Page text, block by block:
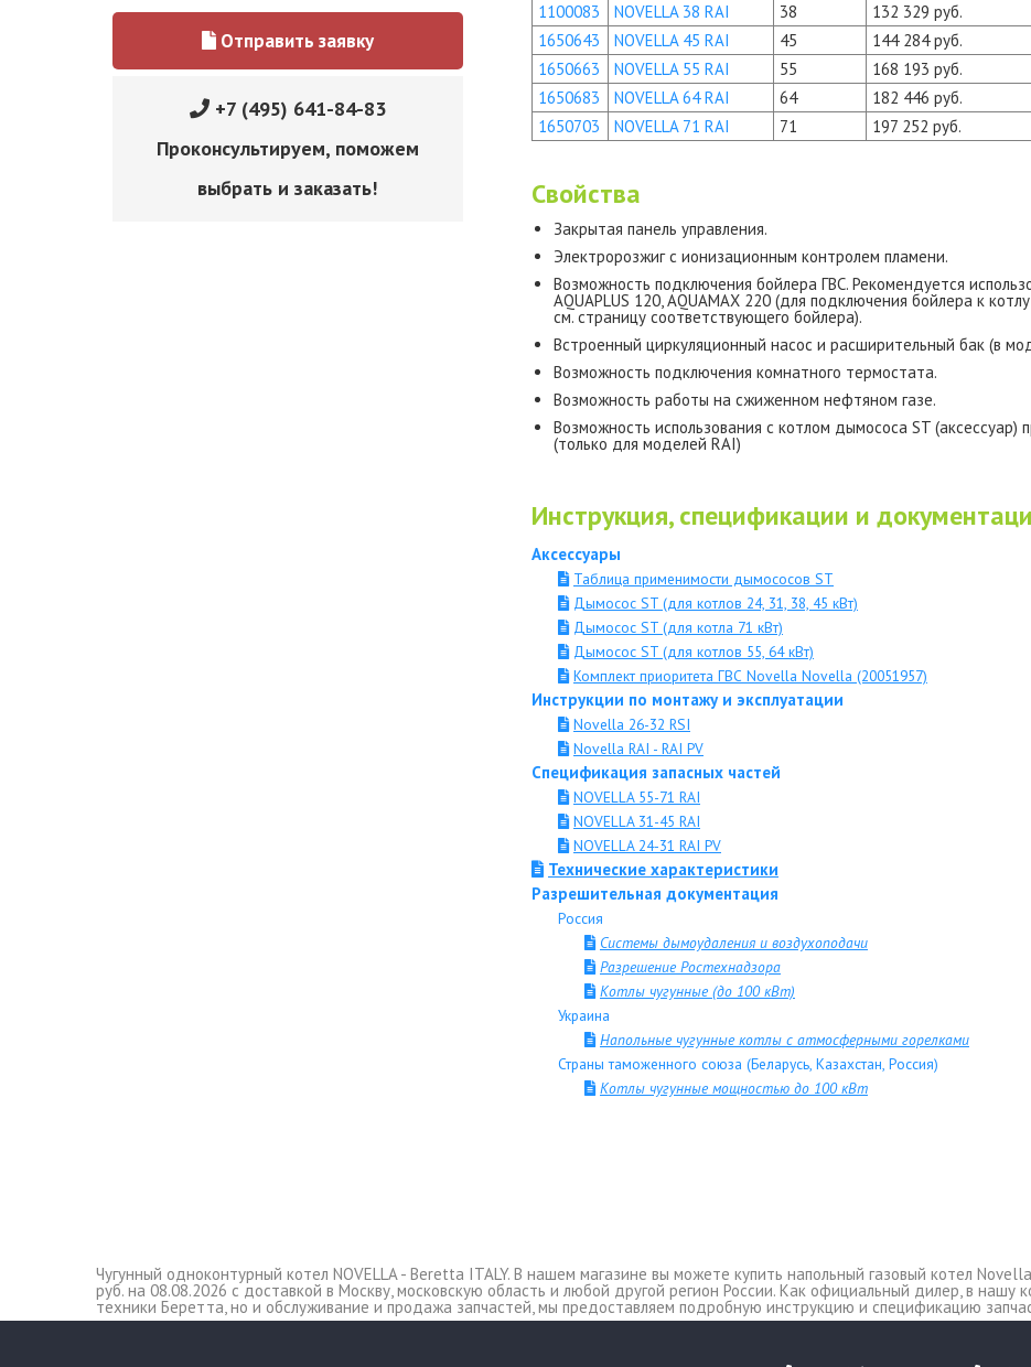
Отправить заявку
+7 (495) 641-84-83
Проконсультируем, поможем
выбрать и заказать!
1100083
NOVELLA 38 RAI 38 132 329 руб.
1650643
NOVELLA 45 RAI 45 144 284 руб.
1650663
NOVELLA 55 RAI 55 168 193 руб.
1650683
NOVELLA 64 RAI 64 182 446 руб.
1650703
NOVELLA 71 RAI 71 197 252 руб.
Свойства
Закрытая панель управления.
Электророзжиг с ионизационным контролем пламени.
Возможность подключения бойлера ГВС. Рекомендуется
AQUAPLUS 120, AQUAMAX 220 (для подключения бойлера к
см. страницу соответствующего бойлера).
Встроенный циркуляционный насос и расширительный бак (в
Возможность подключения комнатного термостата.
Возможность работы на сжиженном нефтяном газе.
Возможность использования с котлом дымососа ST
(только для моделей RAI)
Инструкция, спецификации и
Аксессуары
Таблица применимости дымососов ST
Дымосос ST (для котлов 24, 31, 38, 45 кВт)
Дымосос ST (для котла 71 кВт)
Дымосос ST (для котлов 55, 64 кВт)
Комплект приоритета ГВС Novella Novella (20051957)
Инструкции по монтажу и эксплуатации
Novella 26-32 RSI
Novella RAI - RAI PV
Спецификация запасных частей
NOVELLA 55-71 RAI
NOVELLA 31-45 RAI
NOVELLA 24-31 RAI PV
Технические характеристики
Разрешительная документация
Россия
Системы дымоудаления и воздухоподачи
Разрешение Ростехнадзора
Котлы чугунные (до 100 кВт)
Украина
Напольные чугунные котлы с атмосферными горелками
Страны таможенного союза (Беларусь, Казахстан, Россия)
Котлы чугунные мощностью до 100 кВт
Чугунный одноконтурный котел NOVELLA - Beretta ITALY. В нашем магазине вы можете купить напольный газовый котел
руб. на 08.08.2026 с доставкой в Москву, московскую область и любой другой регион России. Как официальный дилер, в
техники Беретта, но и обслуживание и продажа запчастей, мы предоставляем подробную инструкцию и спецификацию